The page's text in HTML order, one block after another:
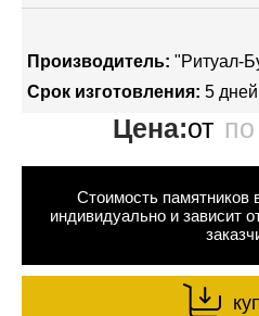
Производитель: "Ритуал-
Срок изготовления: 5 дней
Цена:от
Стоимость памятников
индивидуально и зависит